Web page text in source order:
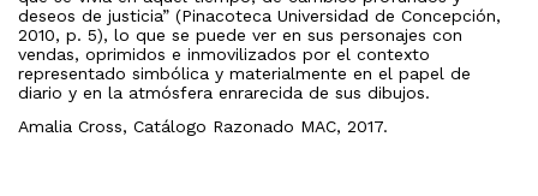
deseos de justicia” (Pinacoteca Universidad de Concepción,
2010, p. 5), lo que se puede ver en sus personajes con
vendas, oprimidos e inmovilizados por el contexto
representado simbólica y materialmente en el papel de
diario y en la atmósfera enrarecida de sus dibujos.
Amalia Cross, Catálogo Razonado MAC, 2017.